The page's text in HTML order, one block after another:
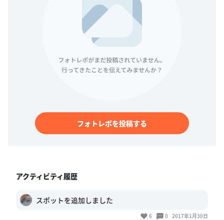
フォトレポを投稿する
アクティビティ履歴
スポットを追加しました
6 0 2017年1月30日